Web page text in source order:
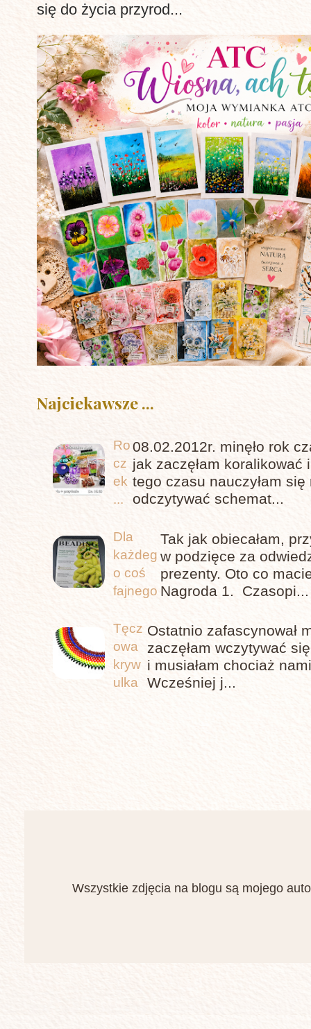
się do życia przyrod...
Najciekawsze ...
Ro
cz
ek
...
08.02.2012r. minęło rok
jak zaczęłam koralikować
tego czasu nauczyłam
odczytywać schemat...
Dla
każdeg
o coś
fajnego
Tak jak obiecałam,
w podzięce za
prezenty. Oto co
Nagroda 1. Czasopi...
Tęcz
owa
kryw
ulka
Ostatnio zafascynował
zaczęłam wczytywać
i musiałam chociaż
Wcześniej j...
Wszystkie zdjęcia na blogu są mojego